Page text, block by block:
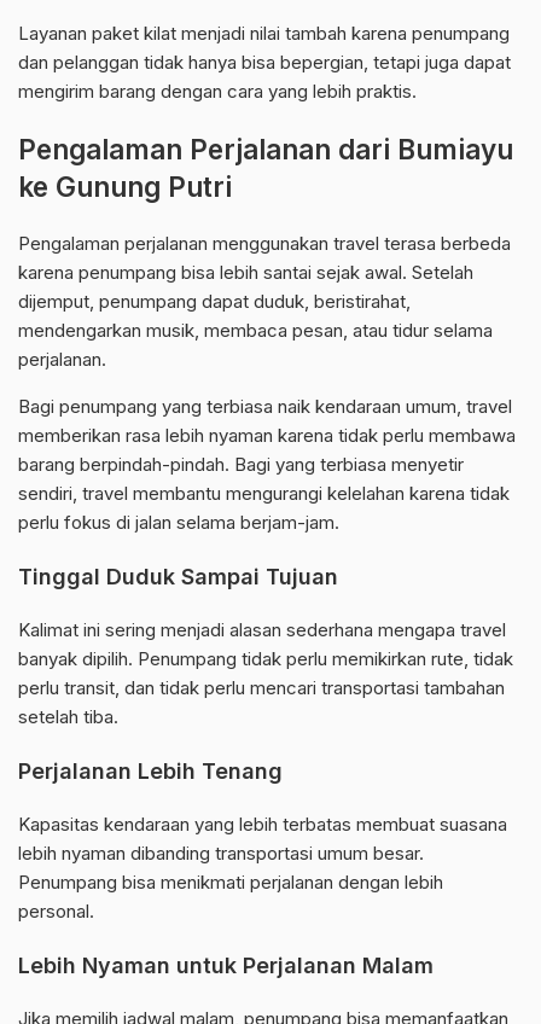
Layanan paket kilat menjadi nilai tambah karena penumpang
dan pelanggan tidak hanya bisa bepergian, tetapi juga dapat
mengirim barang dengan cara yang lebih praktis.
Pengalaman Perjalanan dari Bumiayu
ke Gunung Putri
Pengalaman perjalanan menggunakan travel terasa berbeda
karena penumpang bisa lebih santai sejak awal. Setelah
dijemput, penumpang dapat duduk, beristirahat,
mendengarkan musik, membaca pesan, atau tidur selama
perjalanan.
Bagi penumpang yang terbiasa naik kendaraan umum, travel
memberikan rasa lebih nyaman karena tidak perlu membawa
barang berpindah-pindah. Bagi yang terbiasa menyetir
sendiri, travel membantu mengurangi kelelahan karena tidak
perlu fokus di jalan selama berjam-jam.
Tinggal Duduk Sampai Tujuan
Kalimat ini sering menjadi alasan sederhana mengapa travel
banyak dipilih. Penumpang tidak perlu memikirkan rute, tidak
perlu transit, dan tidak perlu mencari transportasi tambahan
setelah tiba.
Perjalanan Lebih Tenang
Kapasitas kendaraan yang lebih terbatas membuat suasana
lebih nyaman dibanding transportasi umum besar.
Penumpang bisa menikmati perjalanan dengan lebih
personal.
Lebih Nyaman untuk Perjalanan Malam
Jika memilih jadwal malam, penumpang bisa memanfaatkan